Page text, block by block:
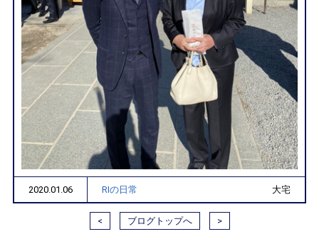
2020.01.06 RIの日常 大宅
< ブログトップへ >